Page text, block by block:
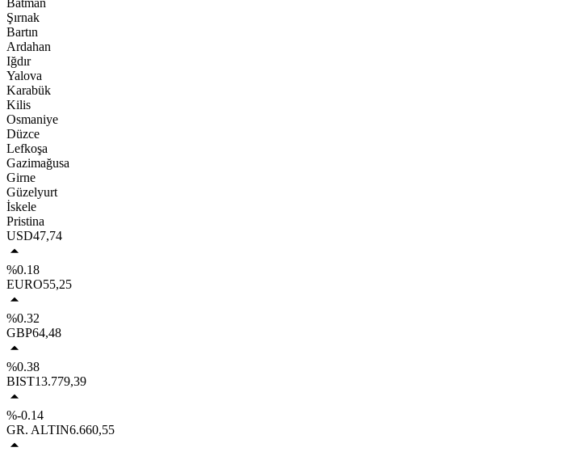
Batman
Şırnak
Bartın
Ardahan
Iğdır
Yalova
Karabük
Kilis
Osmaniye
Düzce
Lefkoşa
Gazimağusa
Girne
Güzelyurt
İskele
Pristina
USD47,74
%0.18
EURO55,25
%0.32
GBP64,48
%0.38
BIST13.779,39
%-0.14
GR. ALTIN6.660,55